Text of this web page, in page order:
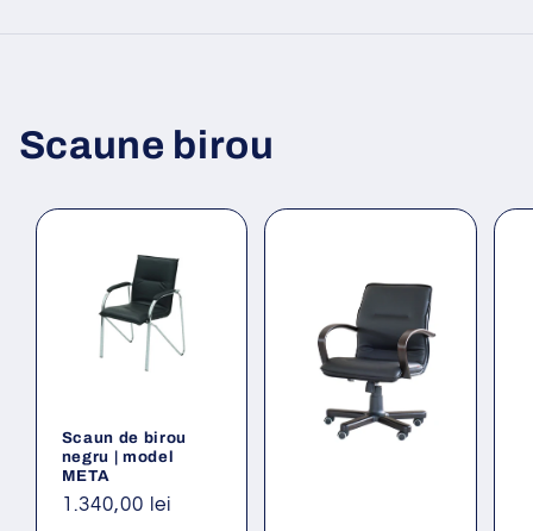
Scaune birou
Scaun de birou
negru | model
META
Preț
1.340,00 lei